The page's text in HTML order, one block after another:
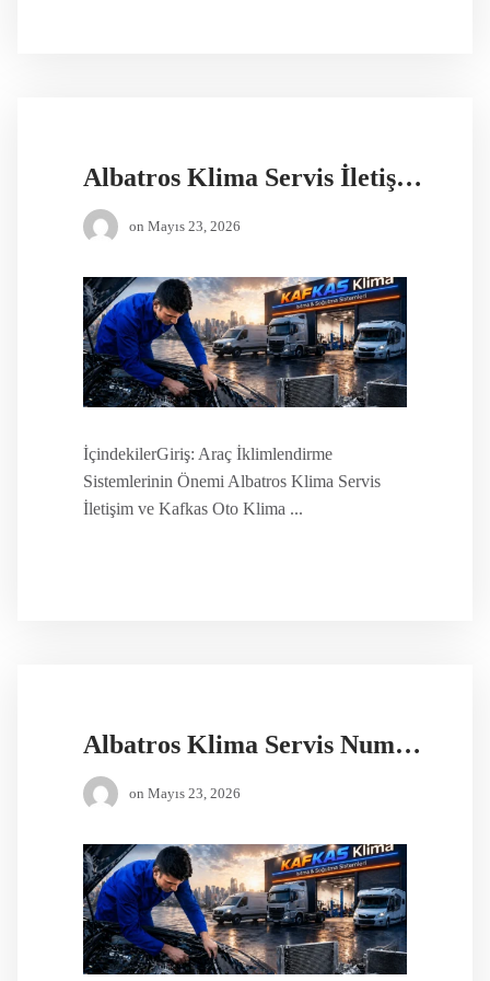
Albatros Klima Servis İletişim
on Mayıs 23, 2026
İçindekilerGiriş: Araç İklimlendirme
Sistemlerinin Önemi Albatros Klima Servis
İletişim ve Kafkas Oto Klima ...
Albatros Klima Servis Numarası
on Mayıs 23, 2026